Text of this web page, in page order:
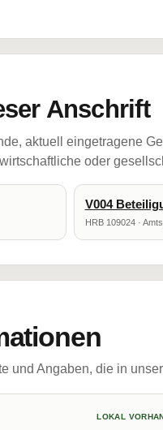
Anschrift
aktuell eingetragene
oder
V004
HRB 109024 ·
und Angaben, die in
LOKAL